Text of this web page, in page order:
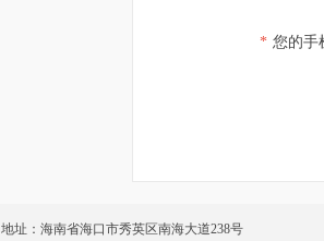
* 您的手
地址：海南省海口市秀英区南海大道238号